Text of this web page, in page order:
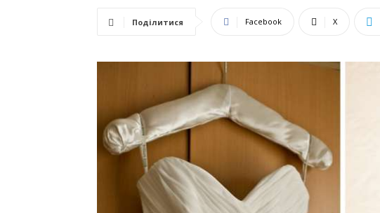
Поділитися Facebook X